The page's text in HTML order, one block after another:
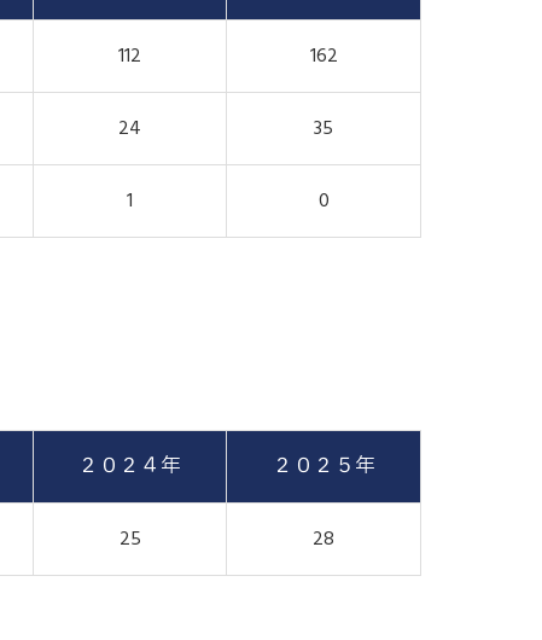
112 162
24 35
1 0
２０２４年 ２０２５年
25 28